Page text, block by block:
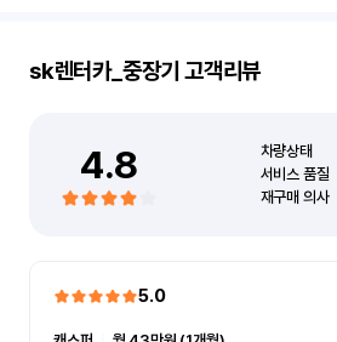
sk렌터카_중장기 고객리뷰
4.8 차량상태
서비스 품질
재구매 의사
5.0